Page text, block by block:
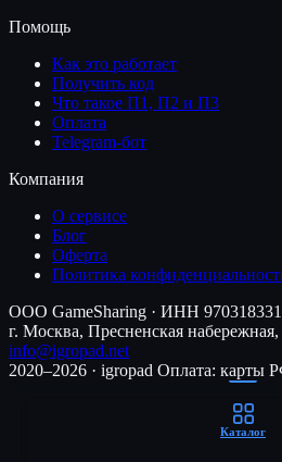
Помощь
Как это работает
Получить код
Что такое П1, П2 и П3
Оплата
Telegram-бот
Компания
О сервисе
Блог
Оферта
Политика
ООО GameSharing · ИНН
г. Москва, Пресненская
info@igropad.net
2020–2026 · igropad Оплата: карты
Каталог